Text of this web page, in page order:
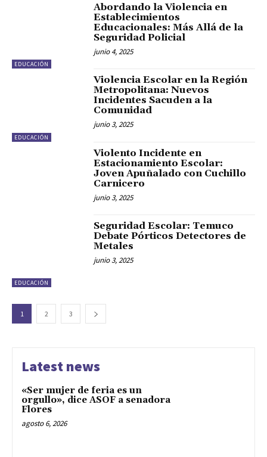
EDUCACIÓN
Abordando la Violencia en
Establecimientos
Educacionales: Más Allá de la
Seguridad Policial
junio 4, 2025
EDUCACIÓN
Violencia Escolar en la Región
Metropolitana: Nuevos
Incidentes Sacuden a la
Comunidad
junio 3, 2025
Violento Incidente en
Estacionamiento Escolar:
Joven Apuñalado con Cuchillo
Carnicero
junio 3, 2025
EDUCACIÓN
Seguridad Escolar: Temuco
Debate Pórticos Detectores de
Metales
junio 3, 2025
1 2 3
Latest news
«Ser mujer de feria es un
orgullo», dice ASOF a senadora
Flores
agosto 6, 2026